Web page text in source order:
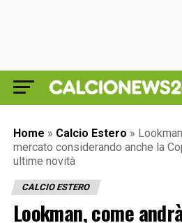
Home » Calcio Estero »
mercato considerando anche la
ultime novità
CALCIO ESTERO
Lookman, come